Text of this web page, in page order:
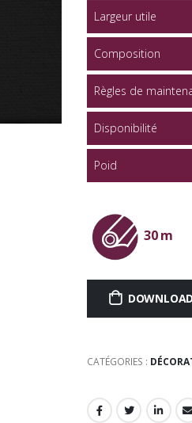
Largeur utile
Composition
Règles de
Disponibilité
Poid
30 m
CATÉGORIES :